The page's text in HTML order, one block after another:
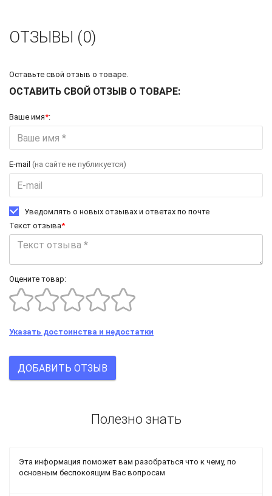
ОТЗЫВЫ (0)
Оставьте свой отзыв о товаре.
ОСТАВИТЬ СВОЙ ОТЗЫВ О ТОВАРЕ:
Ваше имя*:
E-mail (на сайте не публикуется)
Уведомлять о новых отзывах и ответах по почте
Текст отзыва*
Оцените товар:
Указать достоинства и недостатки
ДОБАВИТЬ ОТЗЫВ
Полезно знать
Эта информация поможет вам разобраться что к чему, по
основным беспокоящим Вас вопросам